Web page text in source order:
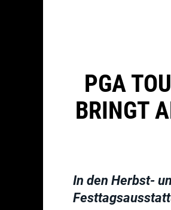
PGA
BRINGT
In den Herbst-